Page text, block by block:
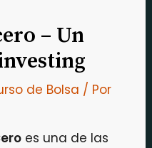
– Un
de Bolsa / Por
es una de las